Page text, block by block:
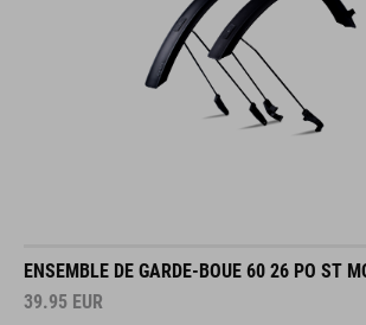
ENSEMBLE DE GARDE-BOUE 60 26 PO ST
39.95 EUR